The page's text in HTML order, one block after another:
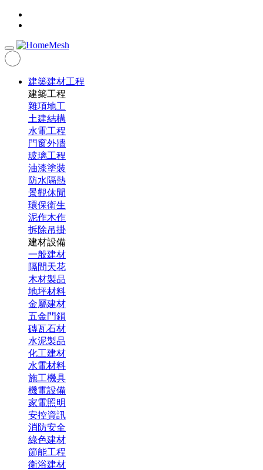
建築建材工程
建築工程
雜項地工
土建結構
水電工程
門窗外牆
玻璃工程
油漆塗裝
防水隔熱
景觀休閒
環保衛生
泥作木作
拆除吊掛
建材設備
一般建材
隔間天花
木材製品
地坪材料
金屬建材
五金門鎖
磚瓦石材
水泥製品
化工建材
水電材料
施工機具
機電設備
家電照明
安控資訊
消防安全
綠色建材
節能工程
衛浴建材